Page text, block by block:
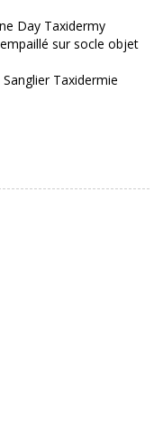
Day Taxidermy
sur socle objet
Taxidermie